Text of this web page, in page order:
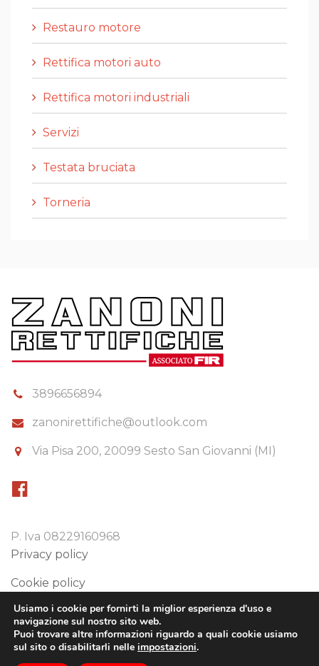
Restauro motore
Rettifica motori auto
Rettifica motori industriali
Servizi
Testata bruciata
Torneria
3896656894
zanonirettifiche@outlook.com
Via Pisa 200, 20099 Sesto San Giovanni (MI)
P. Iva 08229160968
Privacy policy
Cookie policy
Preferenze cookie
Usiamo i cookie per fornirti la miglior esperienza d'uso e
navigazione sul nostro sito web.
Puoi trovare altre informazioni riguardo a quali cookie usiamo
sul sito o disabilitarli nelle impostazioni.